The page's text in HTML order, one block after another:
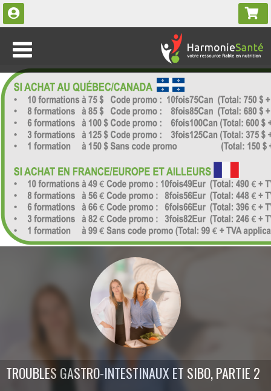
TROUBLES GASTRO-INTESTINAUX ET SIBO, PARTIE 2